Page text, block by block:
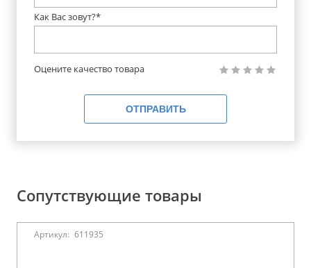
Как Вас зовут?*
Оцените качество товара
ОТПРАВИТЬ
Сопутствующие товары
Артикул: 611935